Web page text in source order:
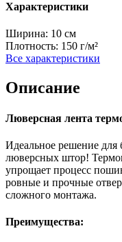
Характеристики
Ширина: 10 см
Плотность: 150 г/м²
Все характеристики
Описание
Люверсная лента
Идеальное решение для
люверсных штор!
упрощает процесс
ровные и прочные
сложного монтажа.
Преимущества: